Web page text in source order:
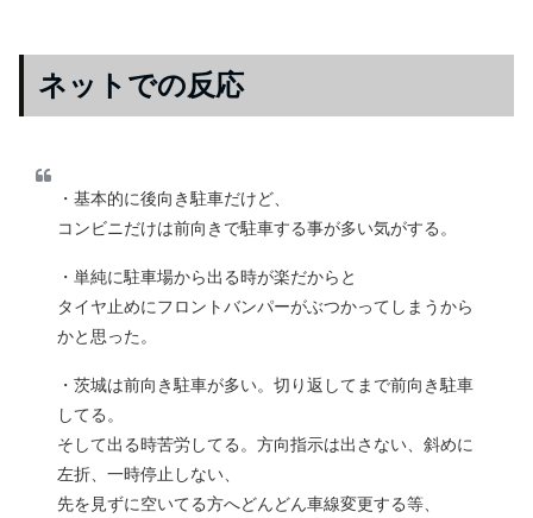
ネットでの反応
・基本的に後向き駐車だけど、
コンビニだけは前向きで駐車する事が多い気がする。
・単純に駐車場から出る時が楽だからと
タイヤ止めにフロントバンパーがぶつかってしまうから
かと思った。
・茨城は前向き駐車が多い。切り返してまで前向き駐車
してる。
そして出る時苦労してる。方向指示は出さない、斜めに
左折、一時停止しない、
先を見ずに空いてる方へどんどん車線変更する等、